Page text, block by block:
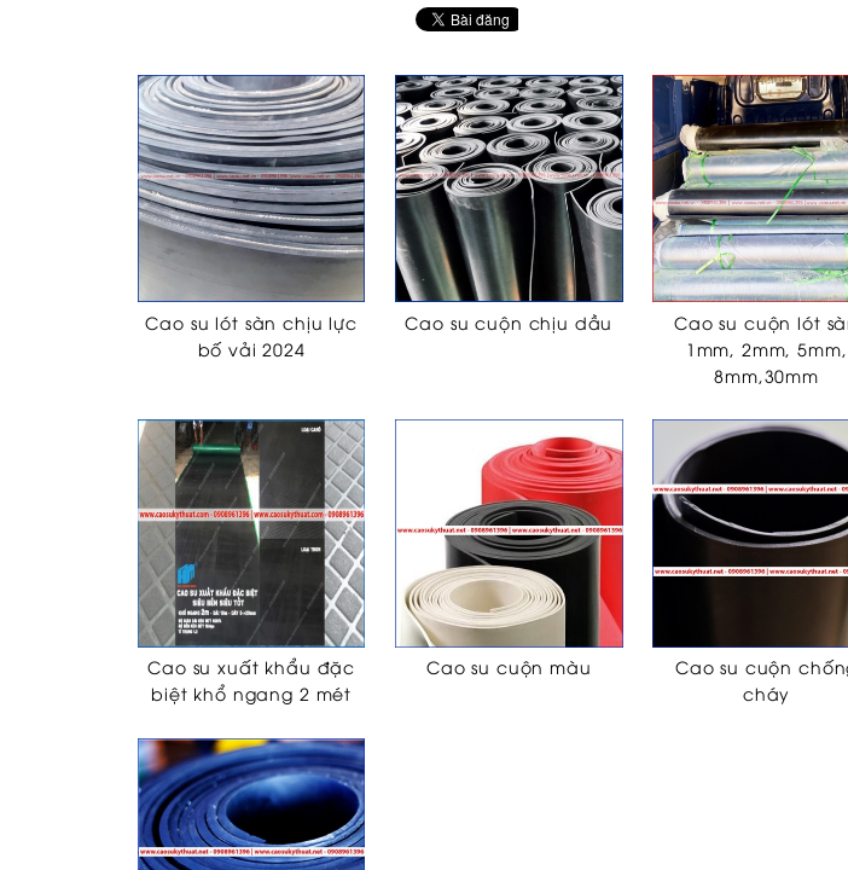
Cao su lót sàn chịu lực
bố vải 2024
Cao su cuộn chịu dầu
Cao su cuộn lót
1mm, 2mm, 5mm,
8mm,30mm
Cao su xuất khẩu đặc
biệt khổ ngang 2 mét
Cao su cuộn màu
Cao su cuộn
cháy